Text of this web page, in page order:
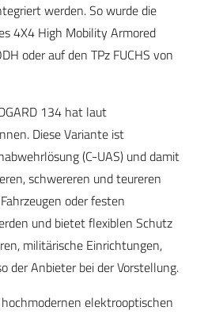
werden. So wurde die
4X4 High Mobility Armored
oder auf den TPz FUCHS von
134 hat laut
Diese Variante ist
(C-UAS) und damit
schwereren und teureren
oder festen
und bietet flexiblen Schutz
militärische Einrichtungen,
der Anbieter bei der Vorstellung.
elektrooptischen